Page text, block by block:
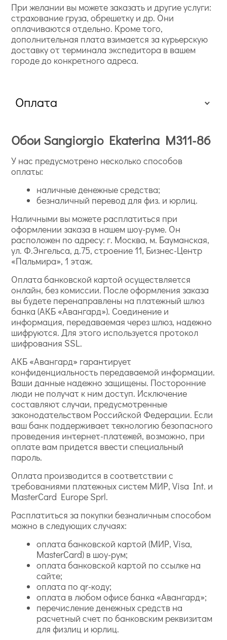
При желании вы можете заказать и другие услуги:
страхование груза, обрешетку и др. Они
оплачиваются отдельно. Кроме того,
дополнительная плата взимается за курьерскую
доставку от терминала экспедитора в вашем
городе до конкретного адреса.
Оплата
Обои Sangiorgio Ekaterina M311-86
У нас предусмотрено несколько способов
оплаты:
наличные денежные средства;
безналичный перевод для физ. и юрлиц.
Наличными вы можете расплатиться при
оформлении заказа в нашем шоу-руме. Он
расположен по адресу: г. Москва, м. Бауманская,
ул. Ф.Энгельса, д.75, строение 11, Бизнес-Центр
«Пальмира», 1 этаж.
Оплата банковской картой осуществляется
онлайн, без комиссии. После оформления заказа
вы будете перенаправлены на платежный шлюз
банка (АКБ «Авангард»). Соединение и
информация, передаваемая через шлюз, надежно
шифруются. Для этого используется протокол
шифрования SSL.
АКБ «Авангард» гарантирует
конфиденциальность передаваемой информации.
Ваши данные надежно защищены. Посторонние
люди не получат к ним доступ. Исключение
составляют случаи, предусмотренные
законодательством Российской Федерации. Если
ваш банк поддерживает технологию безопасного
проведения интернет-платежей, возможно, при
оплате вам придется ввести специальный
пароль.
Оплата производится в соответствии с
требованиями платежных систем МИР, Visa Int. и
MasterCard Europe Sprl.
Расплатиться за покупки безналичным способом
можно в следующих случаях:
оплата банковской картой (МИР, Visa,
MasterCard) в шоу-рум;
оплата банковской картой по ссылке на
сайте;
оплата по qr-коду;
оплата в любом офисе банка «Авангард»;
перечисление денежных средств на
расчетный счет по банковским реквизитам
для физлиц и юрлиц.